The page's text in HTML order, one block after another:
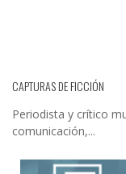
CAPTURAS DE FICCIÓN
Periodista y crítico
comunicación,...